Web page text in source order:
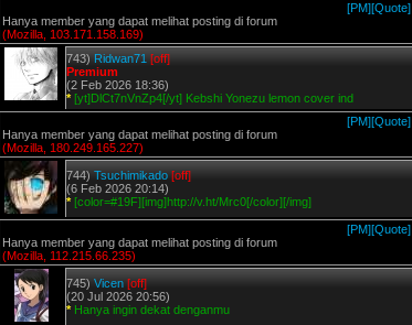
[PM][Quote]
Hanya member yang dapat melihat posting di forum
(Mozilla, 103.171.158.169)
743) Ridwan71 [off]
Premium
(2 Feb 2026 18:36)
* [yt]DlCt7nVnZp4[/yt] Kebshi Yonezu lemon cover ind
[PM][Quote]
Hanya member yang dapat melihat posting di forum
(Mozilla, 180.249.165.227)
744) Tsuchimikado [off]
(6 Feb 2026 20:14)
* [color=#19F][img]http://v.ht/Mrc0[/color][/img]
[PM][Quote]
Hanya member yang dapat melihat posting di forum
(Mozilla, 112.215.66.235)
745) Vicen [off]
(20 Jul 2026 20:56)
* Hanya ingin dekat denganmu